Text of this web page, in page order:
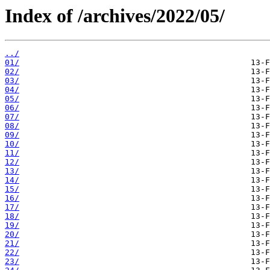
Index of /archives/2022/05/
../
01/
02/
03/
04/
05/
06/
07/
08/
09/
10/
11/
12/
13/
14/
15/
16/
17/
18/
19/
20/
21/
22/
23/